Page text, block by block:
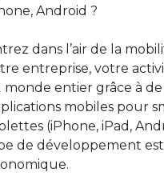
Android ?
dans l’air de la
entreprise, votre
monde entier grâce à
mobiles pour
(iPhone, iPad,
de développement